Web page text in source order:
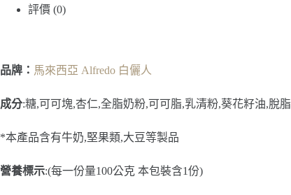
力
100g
量
評價 (0)
品牌： 馬來西亞 Alfredo 白儷人
成分:糖,可可塊,杏仁,全脂奶粉,可可脂,乳清粉,葵花籽油,脫
*本產品含有牛奶,堅果類,大豆等製品
營養標示:(每一份量100公克 本包裝含1份)